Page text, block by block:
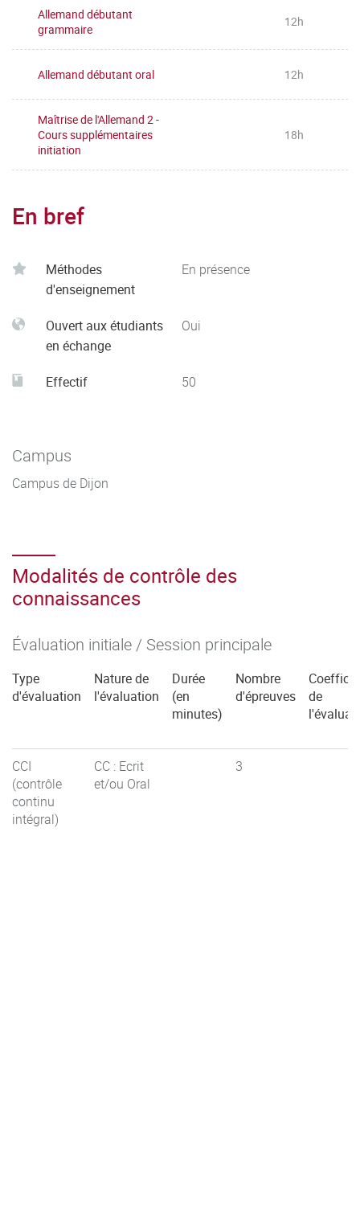
Allemand débutant
grammaire
12h
Allemand débutant oral 12h
Maîtrise de l'Allemand 2 -
Cours supplémentaires
initiation
18h
En bref
Méthodes
d'enseignement
En présence
Ouvert aux étudiants
en échange
Oui
Effectif 50
Campus
Campus de Dijon
Modalités de contrôle des
connaissances
Évaluation initiale / Session principale
Type
d'évaluation
Nature de
l'évaluation
Durée
(en
minutes)
Nombre
d'épreuves
de
CCI
(contrôle
continu
intégral)
CC : Ecrit
et/ou Oral
3